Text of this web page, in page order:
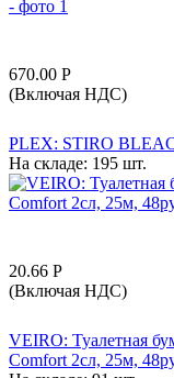
670.00 Р
(Включая НДС)
PLEX: STIRO
На складе: 195 шт.
20.66 Р
(Включая НДС)
VEIRO: Туалетная
Comfort 2сл, 25м,